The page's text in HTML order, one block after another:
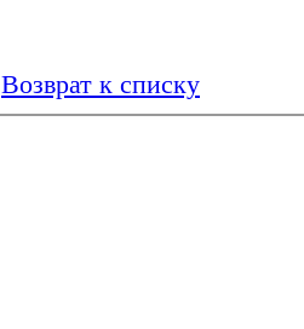
Возврат к списку